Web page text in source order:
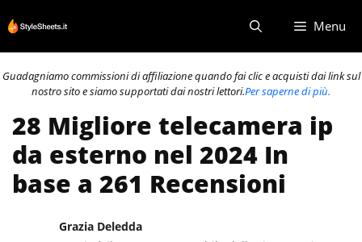
al
contenuto
Menu
Guadagniamo commissioni di affiliazione quando fai clic e acquisti dai link sul
nostro sito e siamo supportati dai nostri lettori.Per saperne di più.
28 Migliore telecamera ip
da esterno nel 2024 In
base a 261 Recensioni
Grazia Deledda